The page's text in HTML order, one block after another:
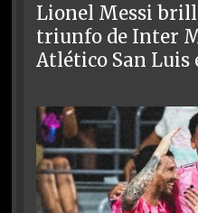
Lionel Messi
triunfo de Inter
Atlético San Luis